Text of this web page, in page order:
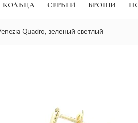
КОЛЬЦА СЕРЬГИ БРОШИ
Quadro, зеленый светлый